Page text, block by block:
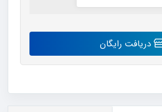
دریافت رایگان